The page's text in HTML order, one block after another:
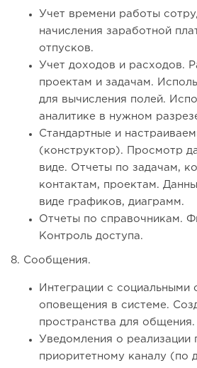
Учет времени работы
начисления заработной
отпусков.
Учет доходов и расходов.
проектам и задачам.
для вычисления полей.
аналитике в нужном
Стандартные и
(конструктор). Просмотр
виде. Отчеты по задачам,
контактам, проектам.
виде графиков, диаграмм.
Отчеты по справочникам.
Контроль доступа.
8. Сообщения.
Интеграции с социальными
оповещения в системе.
пространства для общения.
Уведомления о реализации
приоритетному каналу (по